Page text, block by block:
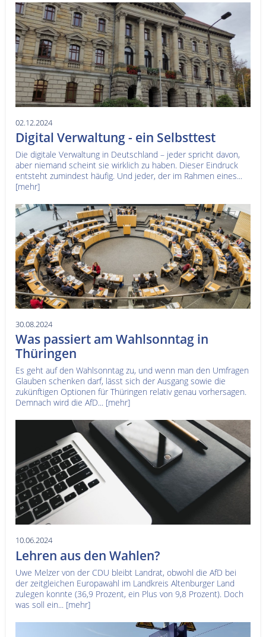
02.12.2024
Digital Verwaltung - ein Selbsttest
Die digitale Verwaltung in Deutschland – jeder spricht davon,
aber niemand scheint sie wirklich zu haben. Dieser Eindruck
entsteht zumindest häufig. Und jeder, der im Rahmen eines...
[mehr]
30.08.2024
Was passiert am Wahlsonntag in
Thüringen
Es geht auf den Wahlsonntag zu, und wenn man den Umfragen
Glauben schenken darf, lässt sich der Ausgang sowie die
zukünftigen Optionen für Thüringen relativ genau vorhersagen.
Demnach wird die AfD... [mehr]
10.06.2024
Lehren aus den Wahlen?
Uwe Melzer von der CDU bleibt Landrat, obwohl die AfD bei
der zeitgleichen Europawahl im Landkreis Altenburger Land
zulegen konnte (36,9 Prozent, ein Plus von 9,8 Prozent). Doch
was soll ein... [mehr]